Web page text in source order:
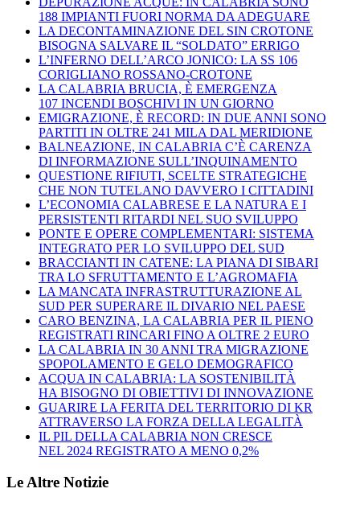
188 IMPIANTI FUORI NORMA DA ADEGUARE
LA DECONTAMINAZIONE DEL SIN CROTONE
BISOGNA SALVARE IL “SOLDATO” ERRIGO
L’INFERNO DELL’ARCO JONICO: LA SS 106
CORIGLIANO ROSSANO-CROTONE
LA CALABRIA BRUCIA, È EMERGENZA
107 INCENDI BOSCHIVI IN UN GIORNO
EMIGRAZIONE, È RECORD: IN DUE ANNI SONO
PARTITI IN OLTRE 241 MILA DAL MERIDIONE
BALNEAZIONE, IN CALABRIA C’È CARENZA
DI INFORMAZIONE SULL’INQUINAMENTO
QUESTIONE RIFIUTI, SCELTE STRATEGICHE
CHE NON TUTELANO DAVVERO I CITTADINI
L’ECONOMIA CALABRESE E LA NATURA E I
PERSISTENTI RITARDI NEL SUO SVILUPPO
PONTE E OPERE COMPLEMENTARI: SISTEMA
INTEGRATO PER LO SVILUPPO DEL SUD
BRACCIANTI IN CATENE: LA PIANA DI SIBARI
TRA LO SFRUTTAMENTO E L’AGROMAFIA
LA MANCATA INFRASTRUTTURAZIONE AL
SUD PER SUPERARE IL DIVARIO NEL PAESE
CARO BENZINA, LA CALABRIA PER IL PIENO
REGISTRATI RINCARI FINO A OLTRE 2 EURO
LA CALABRIA IN 30 ANNI TRA MIGRAZIONE
SPOPOLAMENTO E GELO DEMOGRAFICO
ACQUA IN CALABRIA: LA SOSTENIBILITÀ
HA BISOGNO DI OBIETTIVI DI INNOVAZIONE
GUARIRE LA FERITA DEL TERRITORIO DI KR
ATTRAVERSO LA FORZA DELLA LEGALITÀ
IL PIL DELLA CALABRIA NON CRESCE
NEL 2024 REGISTRATO A MENO 0,2%
Le Altre Notizie